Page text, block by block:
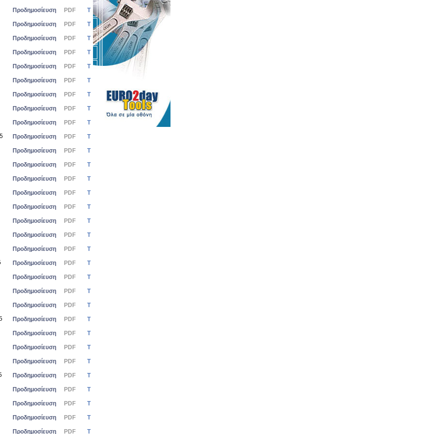
Προδημοσίευση PDF Τ
Προδημοσίευση PDF Τ
Προδημοσίευση PDF Τ
Προδημοσίευση PDF Τ
Προδημοσίευση PDF Τ
Προδημοσίευση PDF Τ
Προδημοσίευση PDF Τ
Προδημοσίευση PDF Τ
Προδημοσίευση PDF
Τ
Προδημοσίευση PDF Τ
Προδημοσίευση PDF Τ
Προδημοσίευση PDF Τ
Προδημοσίευση PDF Τ
Προδημοσίευση PDF Τ
Προδημοσίευση PDF Τ
Προδημοσίευση PDF Τ
Προδημοσίευση PDF Τ
Προδημοσίευση PDF
Τ
Προδημοσίευση PDF Τ
Προδημοσίευση PDF Τ
Προδημοσίευση PDF Τ
Προδημοσίευση PDF
Τ
Προδημοσίευση PDF Τ
Προδημοσίευση PDF Τ
Προδημοσίευση PDF Τ
Προδημοσίευση PDF
Τ
Προδημοσίευση PDF Τ
Προδημοσίευση PDF Τ
Προδημοσίευση PDF Τ
Προδημοσίευση PDF Τ
Προδημοσίευση PDF Τ